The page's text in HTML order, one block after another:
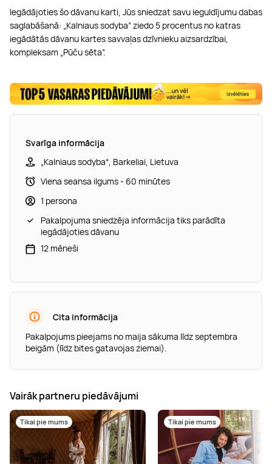
Iegādājoties šo dāvanu karti, Jūs sniedzat savu ieguldījumu dabas
saglabāšanā: „Kalniaus sodyba” ziedo 5 procentus no katras
iegādātās dāvanu kartes savvaļas dzīvnieku aizsardzībai,
kompleksam „Pūču sēta”.
Svarīga informācija
„Kalniaus sodyba“, Barkeliai, Lietuva
Viena seansa ilgums - 60 minūtes
1 persona
Pakalpojuma sniedzēja informācija tiks parādīta
iegādājoties dāvanu
12 mēneši
Cita informācija
Pakalpojums pieejams no maija sākuma līdz septembra
beigām (līdz bites gatavojas ziemai).
Vairāk partneru piedāvājumi
Tikai pie mums Tikai pie mums